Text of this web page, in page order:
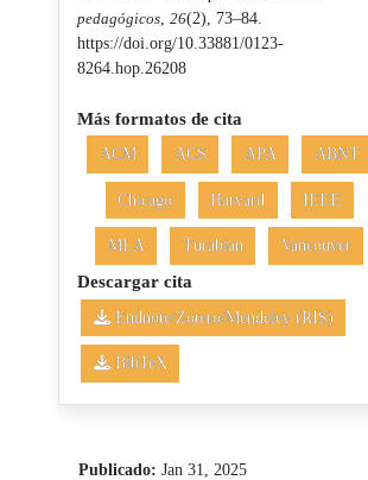
pedagógicos, 26(2), 73–84.
https://doi.org/10.33881/0123-
8264.hop.26208
Más formatos de cita
ACM ACS APA ABNT
Chicago Harvard IEEE
MLA Turabian Vancouver
Descargar cita
Endnote/Zotero/Mendeley (RIS)
BibTeX
Publicado: Jan 31, 2025